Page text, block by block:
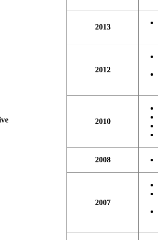
2013
2012
2010
2008
2007